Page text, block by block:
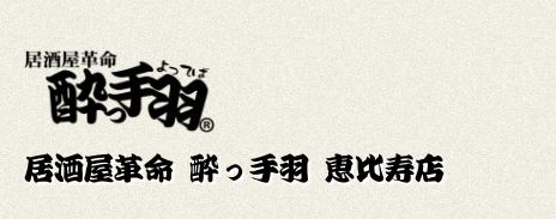
居酒屋革命 酔っ手羽 恵比寿店